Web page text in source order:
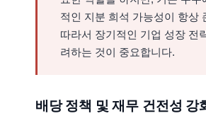
적인 지분 희석 가능성이 항상
따라서 장기적인 기업 성장 전
려하는 것이 중요합니다.
배당 정책 및 재무 건전성 강